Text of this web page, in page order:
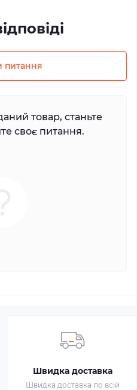
питання
товар, станьте
своє питання.
Швидка доставка
Швидка доставка по всій